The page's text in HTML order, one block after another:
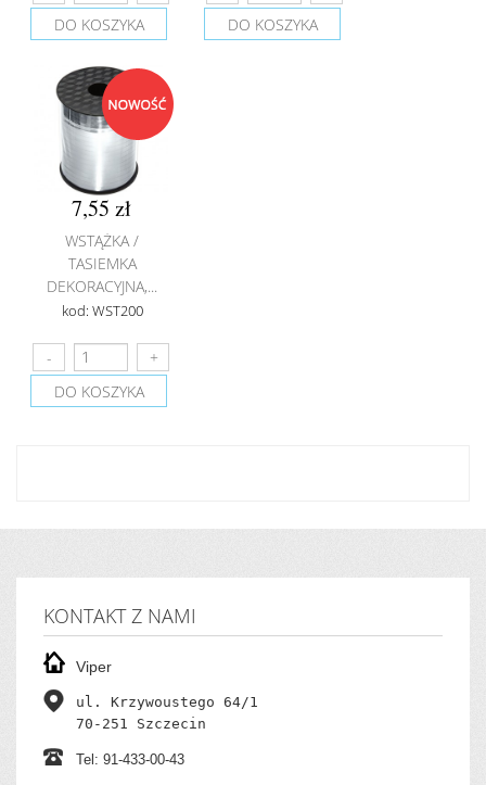
DO KOSZYKA DO KOSZYKA
7,55 zł
WSTĄŻKA /
TASIEMKA
DEKORACYJNA,...
kod: WST200
DO KOSZYKA
KONTAKT Z NAMI
Viper
ul. Krzywoustego 64/1
70-251 Szczecin
Tel: 91-433-00-43